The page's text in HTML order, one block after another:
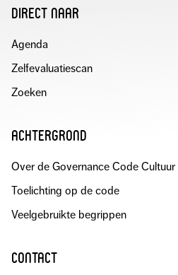
direct naar
Agenda
Zelfevaluatiescan
Zoeken
achtergrond
Over de Governance Code Cultuur
Toelichting op de code
Veelgebruikte begrippen
contact